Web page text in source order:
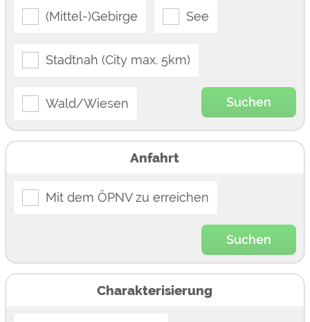
(Mittel-)Gebirge See
Stadtnah (City max. 5km)
Wald/Wiesen Suchen
Anfahrt
Mit dem ÖPNV zu erreichen
Suchen
Charakterisierung